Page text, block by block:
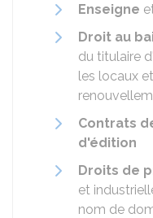
Enseigne
Droit au
du titulaire
les locaux
Contrats
d'édition
Droits de
et
nom de